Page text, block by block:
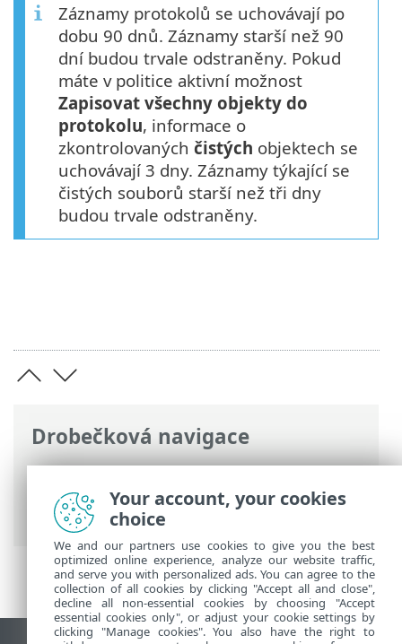
Drobečková navigace
ESET Online nápověda>ESET Cloud
Office Security>Navigace v ESET Cloud
Office Security> Protokoly kontroly
Záznamy protokolů se uchovávají po
dobu 90 dnů. Záznamy starší než 90
dní budou trvale odstraněny. Pokud
máte v politice aktivní možnost
Zapisovat všechny objekty do
protokolu, informace o
zkontrolovaných čistých objektech se
uchovávají 3 dny. Záznamy týkající se
čistých souborů starší než tři dny
budou trvale odstraněny.
Your account, your cookies
choice
We and our partners use cookies to give you the best
optimized online experience, analyze our website traffic,
and serve you with personalized ads. You can agree to the
collection of all cookies by clicking "Accept all and close",
decline all non-essential cookies by choosing "Accept
essential cookies only", or adjust your cookie settings by
clicking "Manage cookies". You also have the right to